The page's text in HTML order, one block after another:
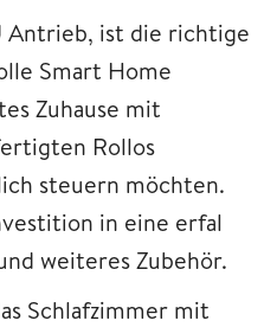
Antrieb, ist die richtige
Smart Home
Zuhause mit
Rollos
steuern möchten.
in eine erfal
weiteres Zubehör.
Schlafzimmer mit